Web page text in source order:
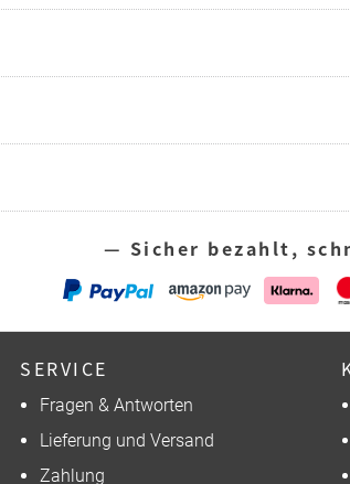
— Sicher bezahlt,
SERVICE
Fragen & Antworten
Lieferung und Versand
Zahlung